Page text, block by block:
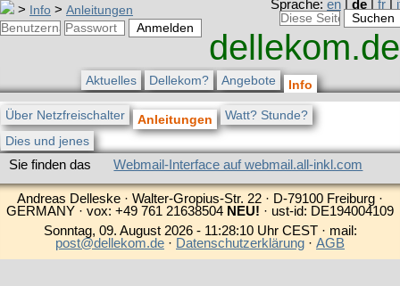
> Info > Anleitungen Sprache: en de fr
dellekom.de
Aktuelles Dellekom? Angebote Info
Über Netzfreischalter Anleitungen
Watt? Stunde?
Dies und jenes
Sie finden das
Webmail-Interface auf webmail.all-inkl.com
Andreas Delleske · Walter-Gropius-Str. 22 · D-79100 Freiburg ·
GERMANY · vox: +49 761 21638504 NEU! · ust-id: DE194004109
Sonntag, 09. August 2026 - 11:28:10 Uhr CEST · mail:
post@dellekom.de · Datenschutzerklärung · AGB